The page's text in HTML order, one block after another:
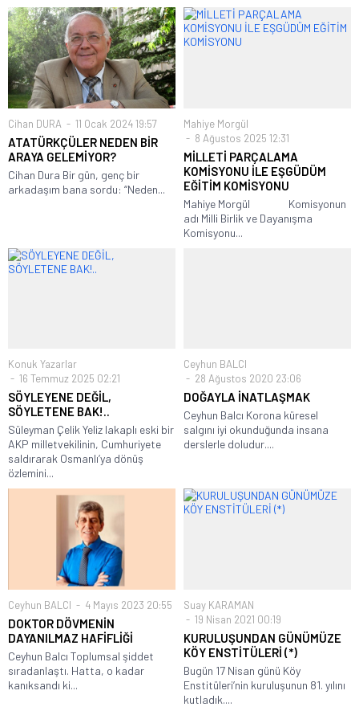
Cihan DURA 11 Ocak 2024 19:57
ATATÜRKÇÜLER NEDEN BİR
ARAYA GELEMİYOR?
Cihan Dura Bir gün, genç bir
arkadaşım bana sordu: “Neden...
Mahiye Morgül
8 Ağustos 2025 12:31
MİLLETİ PARÇALAMA
KOMİSYONU İLE EŞGÜDÜM
EĞİTİM KOMİSYONU
Mahiye Morgül Komisyonun
adı Milli Birlik ve Dayanışma
Komisyonu...
Konuk Yazarlar
16 Temmuz 2025 02:21
SÖYLEYENE DEĞİL,
SÖYLETENE BAK!..
Süleyman Çelik Yeliz lakaplı eski bir
AKP milletvekilinin, Cumhuriyete
saldırarak Osmanlı’ya dönüş
özlemini...
Ceyhun BALCI
28 Ağustos 2020 23:06
DOĞAYLA İNATLAŞMAK
Ceyhun Balcı Korona küresel
salgını iyi okunduğunda insana
derslerle doludur....
Ceyhun BALCI 4 Mayıs 2023 20:55
DOKTOR DÖVMENİN
DAYANILMAZ HAFİFLİĞİ
Ceyhun Balcı Toplumsal şiddet
sıradanlaştı. Hatta, o kadar
kanıksandı ki...
Suay KARAMAN
19 Nisan 2021 00:19
KURULUŞUNDAN GÜNÜMÜZE
KÖY ENSTİTÜLERİ (*)
Bugün 17 Nisan günü Köy
Enstitüleri’nin kuruluşunun 81. yılını
kutladık....